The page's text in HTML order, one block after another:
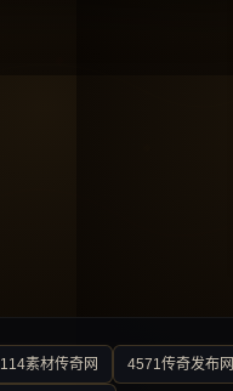
114素材传奇网 4571传奇发布网